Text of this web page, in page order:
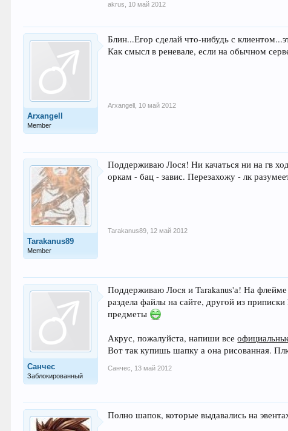
akrus 10 май 2012
Arxangell
Member
Блин...Егор сделай что-нибудь с
Как смысл в реневале, если на обычном
Arxangell 10 май 2012
Tarakanus89
Member
Поддерживаю Лося! Ни качаться ни на гв
оркам - бац - завис. Перезахожу - лк
Tarakanus89 12 май 2012
Санчес
Заблокированный
Поддерживаю Лося и Tarakanus'а! На флейме
раздела файлы на сайте, другой из
предметы
Акрус, пожалуйста, напиши все
Вот так купишь шапку а она рисованная.
Санчес 13 май 2012
Полно шапок, которые выдавались на